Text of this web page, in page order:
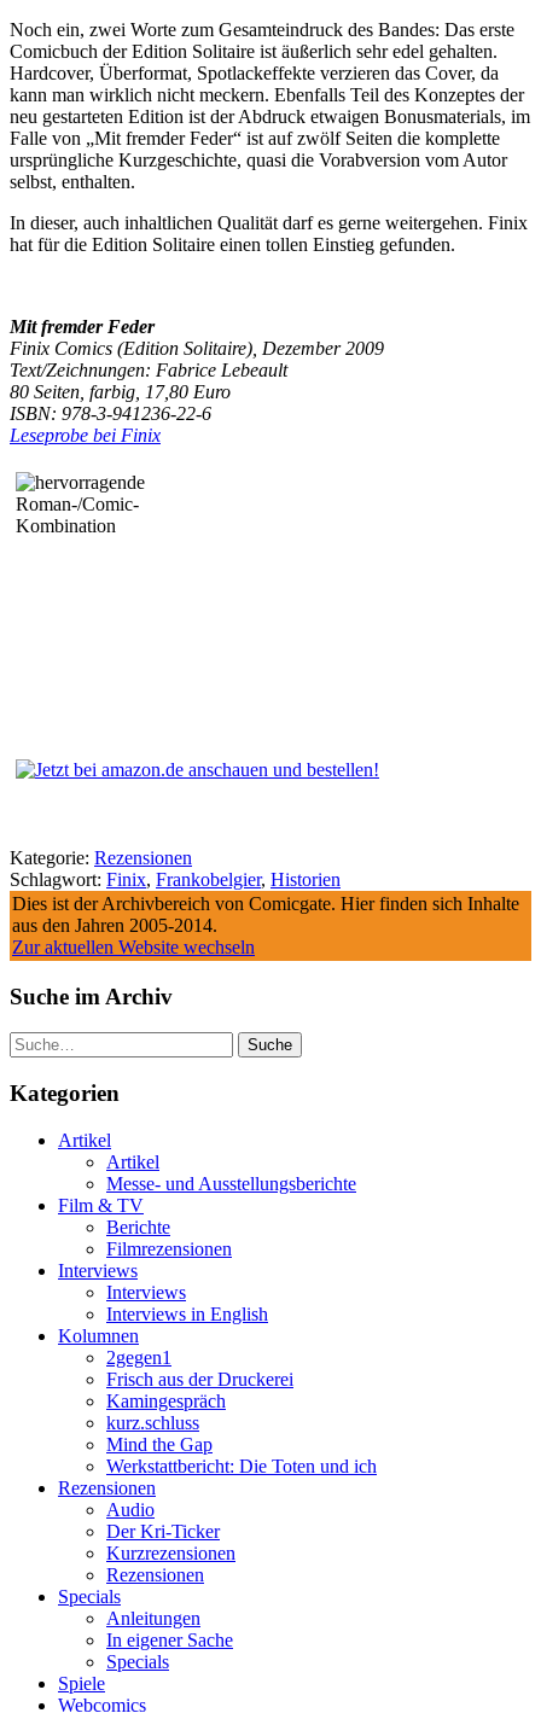
Noch ein, zwei Worte zum Gesamteindruck des Bandes: Das erste
Comicbuch der Edition Solitaire ist äußerlich sehr edel gehalten.
Hardcover, Überformat, Spotlackeffekte verzieren das Cover, da
kann man wirklich nicht meckern. Ebenfalls Teil des Konzeptes der
neu gestarteten Edition ist der Abdruck etwaigen Bonusmaterials, im
Falle von „Mit fremder Feder“ ist auf zwölf Seiten die komplette
ursprüngliche Kurzgeschichte, quasi die Vorabversion vom Autor
selbst, enthalten.
In dieser, auch inhaltlichen Qualität darf es gerne weitergehen. Finix
hat für die Edition Solitaire einen tollen Einstieg gefunden.
Mit fremder Feder
Finix Comics (Edition Solitaire), Dezember 2009
Text/Zeichnungen: Fabrice Lebeault
80 Seiten, farbig, 17,80 Euro
ISBN: 978-3-941236-22-6
Leseprobe bei Finix
Kategorie: Rezensionen
Schlagwort: Finix, Frankobelgier, Historien
Dies ist der Archivbereich von Comicgate. Hier finden sich Inhalte
aus den Jahren 2005-2014.
Zur aktuellen Website wechseln
Suche im Archiv
Suche
Kategorien
Artikel
Artikel
Messe- und Ausstellungsberichte
Film & TV
Berichte
Filmrezensionen
Interviews
Interviews
Interviews in English
Kolumnen
2gegen1
Frisch aus der Druckerei
Kamingespräch
kurz.schluss
Mind the Gap
Werkstattbericht: Die Toten und ich
Rezensionen
Audio
Der Kri-Ticker
Kurzrezensionen
Rezensionen
Specials
Anleitungen
In eigener Sache
Specials
Spiele
Webcomics